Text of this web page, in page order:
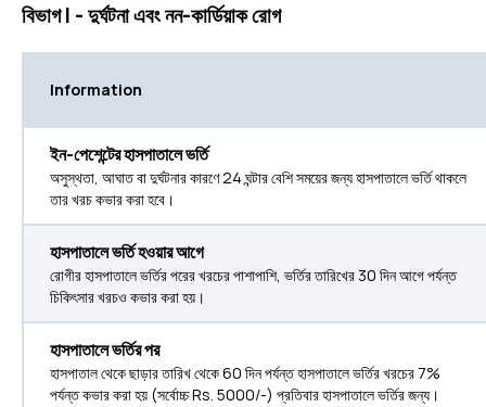
বিভাগ I - দুর্ঘটনা এবং নন-কার্ডিয়াক রোগ
Information
ইন-পেশেন্টের হাসপাতালে ভর্তি
অসুস্থতা, আঘাত বা দুর্ঘটনার কারণে 24 ঘন্টার বেশি সময়ের জন্য হাসপাতালে ভর্তি থাকলে
তার খরচ কভার করা হবে।
হাসপাতালে ভর্তি হওয়ার আগে
রোগীর হাসপাতালে ভর্তির পরের খরচের পাশাপাশি, ভর্তির তারিখের 30 দিন আগে পর্যন্ত
চিকিৎসার খরচও কভার করা হয়।
হাসপাতালে ভর্তির পর
হাসপাতাল থেকে ছাড়ার তারিখ থেকে 60 দিন পর্যন্ত হাসপাতালে ভর্তির খরচের 7%
পর্যন্ত কভার করা হয় (সর্বোচ্চ Rs. 5000/-) প্রতিবার হাসপাতালে ভর্তির জন্য।